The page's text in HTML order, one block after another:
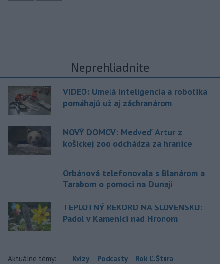
Neprehliadnite
VIDEO: Umelá inteligencia a robotika
pomáhajú už aj záchranárom
NOVÝ DOMOV: Medveď Artur z
košickej zoo odchádza za hranice
Orbánová telefonovala s Blanárom a
Tarabom o pomoci na Dunaji
TEPLOTNÝ REKORD NA SLOVENSKU:
Padol v Kamenici nad Hronom
Aktuálne témy: Kvízy Podcasty Rok Ľ.Štúra